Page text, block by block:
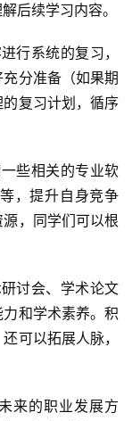
后续学习内容。
行系统的复习，
分准备（如果期
复习计划，循序
些相关的专业软
，提升自身竞争
，同学们可以根
讨会、学术论文
和学术素养。积
可以拓展人脉，
来的职业发展方